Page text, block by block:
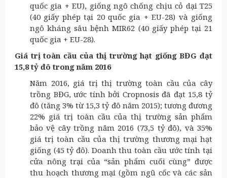
quốc gia + EU), giống ngô chống chịu cỏ dại T25
(40 giấy phép tại 20 quốc gia + EU-28) và giống
ngô kháng sâu bệnh MIR62 (40 giấy phép tại 21
quốc gia + EU-28).
Giá trị toàn cầu của thị trường hạt giống BĐG đạt
15,8 tỷ đô trong năm 2016
Năm 2016, giá trị thị trường toàn cầu của cây
trồng BĐG, ước tính bởi Cropnosis đã đạt 15,8 tỷ
đô (tăng 3% từ 15,3 tỷ đô năm 2015); tương đương
22% giá trị toàn cầu của thị trường sản phẩm
bảo vệ cây trồng năm 2016 (73,5 tỷ đô), và 35%
giá trị toàn cầu của thị trường thương mại hạt
giống (45 tỷ đô). Doanh thu toàn cầu ước tính tại
cửa nông trại của “sản phẩm cuối cùng” được
thu hoạch thương mại (gồm ngũ cốc và các sản